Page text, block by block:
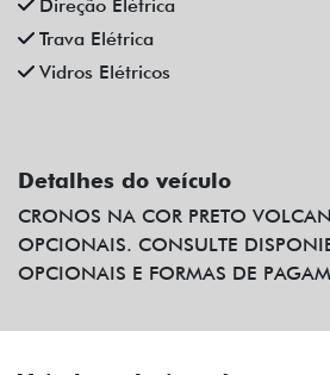
Trava Elétrica
Vidros Elétricos
CRONOS NA COR PRETO
OPCIONAIS. CONSULTE
OPCIONAIS E FORMAS DE